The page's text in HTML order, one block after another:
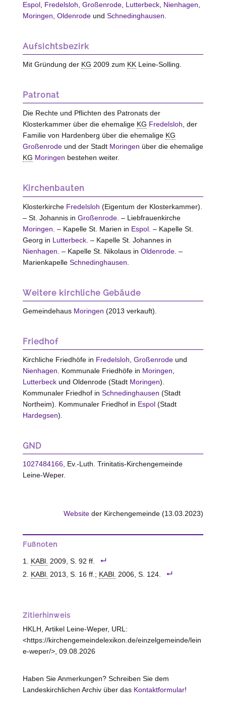
Espol, Fredelsloh Großenrode, Lutterbeck, Nienhagen
Moringen Oldenrodeund Schnedinghausen
Aufsichtsbezirk
Mit Gründung der KG 2009 zum KKLeine-Solling.
Patronat
Die Rechte und Pflichten des Patronats der
Klosterkammer über die ehemalige KG Fredelsloh, der
Familie von Hardenberg über die ehemalige KG
Großenrodeund der Stadt Moringen über die ehemalige
KG Moringen bestehen weiter.
Kirchenbauten
Klosterkirche Fredelsloh (Eigentum der Klosterkammer).
– St. Johannis in Großenrode. – Liebfrauenkirche
Moringen . – Kapelle St. Marien in Espol. – Kapelle St.
Georg in Lutterbeck. – Kapelle St. Johannes in
Nienhagen . – Kapelle St. Nikolaus in Oldenrode. –
Marienkapelle Schnedinghausen
Weitere kirchliche Gebäude
Gemeindehaus Moringen (2013 verkauft).
Friedhof
Kirchliche Friedhöfe in Fredelsloh Großenrodeund
Nienhagen . Kommunale Friedhöfe in Moringen
Lutterbeckund Oldenrode (Stadt Moringen).
Kommunaler Friedhof in Schnedinghausen (Stadt
Northeim). Kommunaler Friedhof in Espol(Stadt
Hardegsen).
GND
1027484166, Ev.-Luth. Trinitatis-Kirchengemeinde
Leine-Weper.
Website der Kirchengemeinde (13.03.2023)
Fußnoten
KABl. 2009, S. 92 ff.
KABl. 2013, S. 16 ff.; KABl. 2006, S. 124.
Zitierhinweis
HKLH, Artikel Leine-Weper, URL:
<https://kirchengemeindelexikon.de/einzelgemeinde/lein
e-weper/>, 09.08.2026
Haben Sie Anmerkungen? Schreiben Sie dem
Landeskirchlichen Archiv über das Kontaktformular!